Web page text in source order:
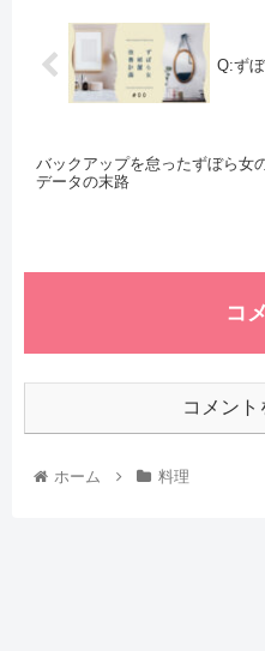
Q:ず
バックアップを怠ったずぼら女
データの末路
コ
コメント
ホーム 料理